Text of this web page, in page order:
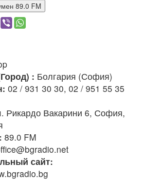
Шумен 89.0 FM
: Болгария (София)
02 / 931 30 30, 02 / 951 55 35
Рикардо Вакарини 6, София,
89.0 FM
сайт: